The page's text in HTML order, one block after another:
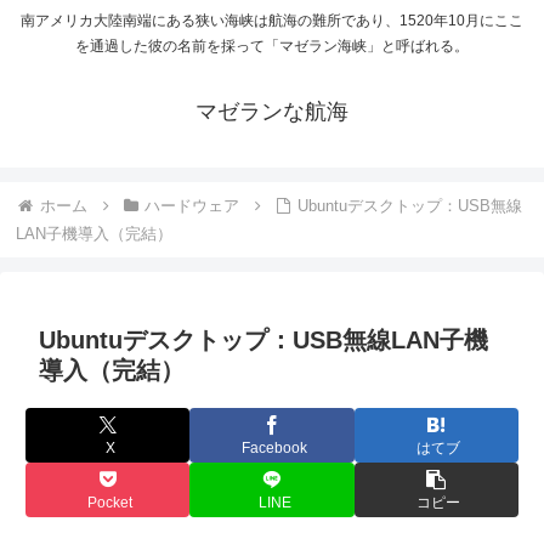
南アメリカ大陸南端にある狭い海峡は航海の難所であり、1520年10月にここ
を通過した彼の名前を採って「マゼラン海峡」と呼ばれる。
マゼランな航海
ホーム ハードウェア
Ubuntuデスクトップ：USB無線
LAN子機導入（完結）
Ubuntuデスクトップ：USB無線LAN子機
導入（完結）
X Facebook はてブ
Pocket LINE コピー